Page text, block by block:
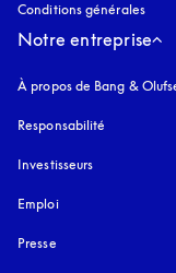
Conditions générales
Notre entreprise
À propos de Bang &
Responsabilité
Investisseurs
Emploi
Presse